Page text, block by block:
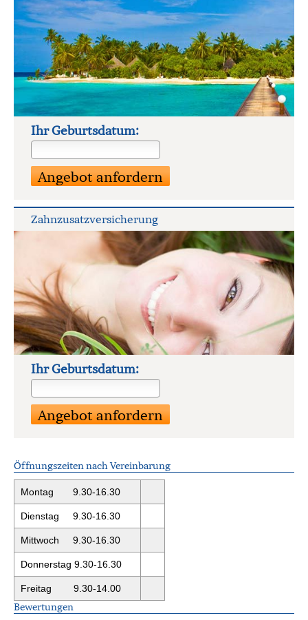
Ihr Geburts­datum:
Zahn­zu­satz­ver­si­che­rung
Ihr Geburts­datum:
Öffnungszeiten nach Vereinbarung
Montag 9.30-16.30
Dienstag 9.30-16.30
Mittwoch 9.30-16.30
Donnerstag 9.30-16.30
Freitag 9.30-14.00
Bewertungen